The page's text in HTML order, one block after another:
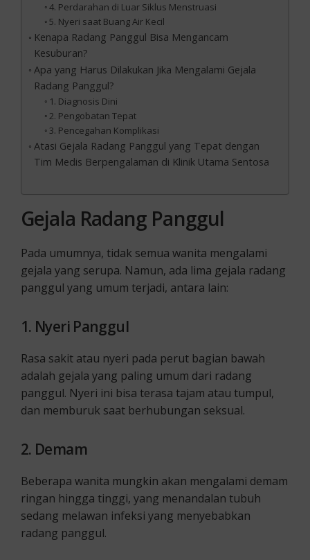
4. Perdarahan di Luar Siklus Menstruasi
5. Nyeri saat Buang Air Kecil
Kenapa Radang Panggul Bisa Mengancam
Kesuburan?
Apa yang Harus Dilakukan Jika Mengalami Gejala
Radang Panggul?
1. Diagnosis Dini
2. Pengobatan Tepat
3. Pencegahan Komplikasi
Atasi Gejala Radang Panggul yang Tepat dengan
Tim Medis Berpengalaman di Klinik Utama Sentosa
Gejala Radang Panggul
Pada umumnya, tidak semua wanita mengalami
gejala yang serupa. Namun, ada lima gejala radang
panggul yang umum terjadi, antara lain:
1. Nyeri Panggul
Rasa sakit atau nyeri pada perut bagian bawah
adalah gejala yang paling umum dari radang
panggul. Nyeri ini bisa terasa tajam atau tumpul,
dan memburuk saat berhubungan seksual.
2. Demam
Beberapa wanita mungkin akan mengalami demam
ringan hingga tinggi, yang menandalan tubuh
sedang melawan infeksi yang menyebabkan
radang panggul.